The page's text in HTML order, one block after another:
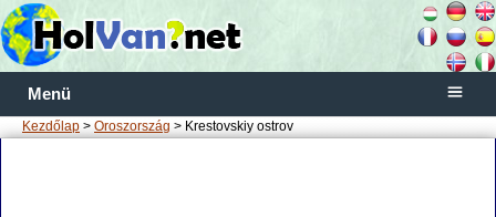
Menü
Kezdőlap > Oroszország > Krestovskiy ostrov